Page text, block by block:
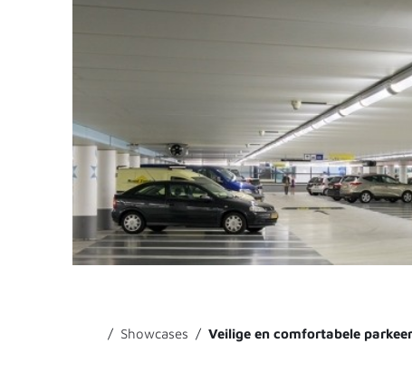
Showcases Veilige en comfortabele